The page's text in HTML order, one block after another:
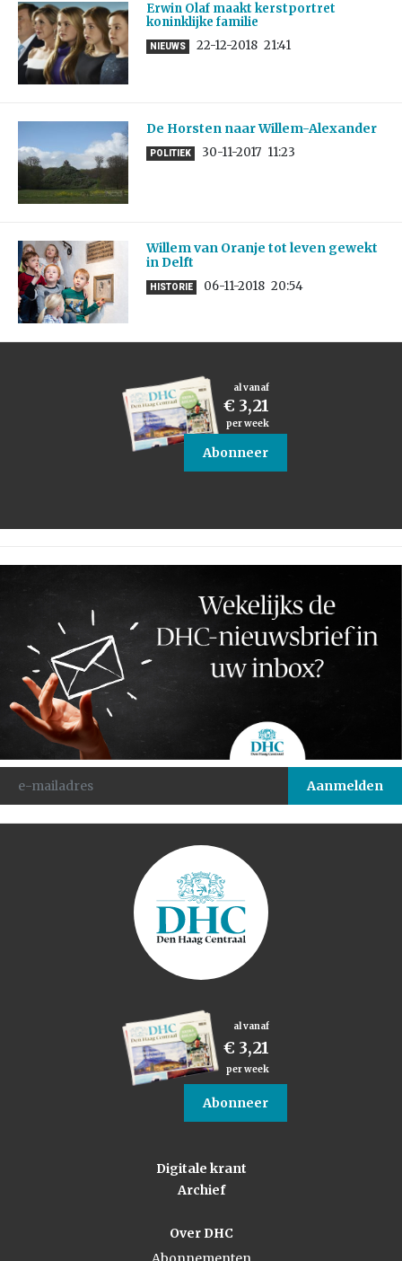
Erwin Olaf maakt kerstportret
koninklijke familie
NIEUWS 22-12-2018 21:41
De Horsten naar Willem-Alexander
POLITIEK 30-11-2017 11:23
Willem van Oranje tot leven gewekt
in Delft
HISTORIE 06-11-2018 20:54
al vanaf
€ 3,21
per week
Abonneer
al vanaf
€ 3,21
per week
Abonneer
Digitale krant
Archief
Over DHC